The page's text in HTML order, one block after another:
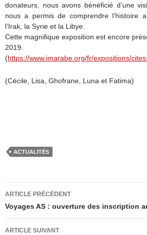
donateurs, nous avons bénéficié d’une
nous a permis de comprendre l’histoire
l’Irak, la Syrie et la Libye.
Cette magnifique exposition est encore
2019.
(https://www.imarabe.org/fr/expositions/
(Cécile, Lisa, Ghofrane, Luna et Fatima)
ACTUALITÉS
Navigation
des
articles
ARTICLE PRÉCÉDENT
Voyages AS : ouverture des inscription
ARTICLE SUIVANT